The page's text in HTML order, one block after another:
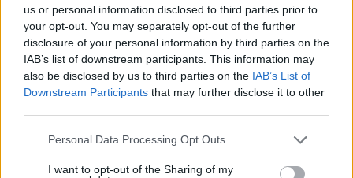
us or personal information disclosed to third parties prior to
your opt-out. You may separately opt-out of the further
disclosure of your personal information by third parties on the
IAB’s list of downstream participants. This information may
also be disclosed by us to third parties on the IAB’s List of
Downstream Participants that may further disclose it to other
Personal Data Processing Opt Outs
I want to opt-out of the Sharing of my
Partage chambre d'hôtel cols des
Alpes
Ascensions réservées aux cyclistes